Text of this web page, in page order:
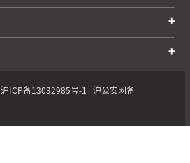
沪ICP备13032985号-1
沪公安网备